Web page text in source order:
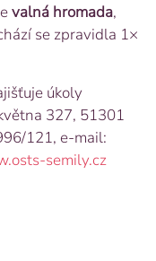
valná hromada,
se zpravidla 1×
úkoly
327, 51301
121, e-mail:
semily.cz